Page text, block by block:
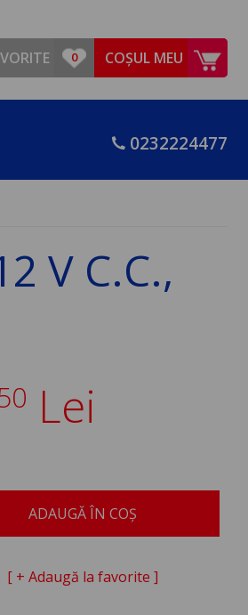
COȘUL MEU
0232224477
V C.C.,
Lei
ADAUGĂ ÎN COȘ
[ + Adaugă la favorite ]